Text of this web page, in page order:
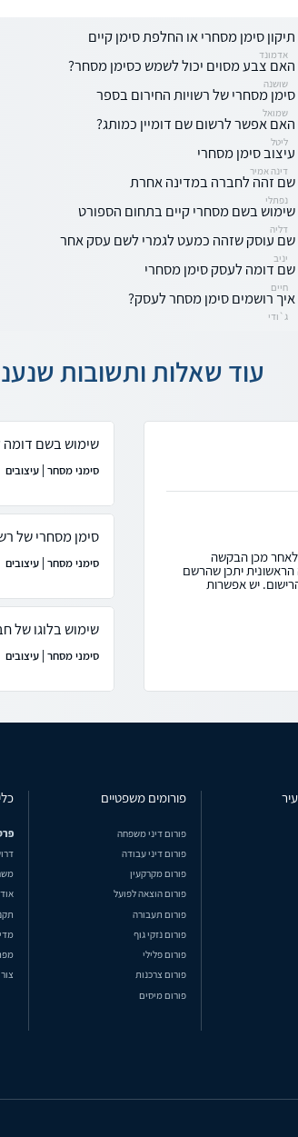
תיקון סימן מסחרי או החלפת סימן קיים
אדמונד
האם צבע מסוים יכול לשמש כסימן מסחר?
שושנה
סימן מסחרי של רשויות החירום בספר
שמואל
האם אפשר לרשום שם דומיין כמותג?
ליטל
עיצוב סימן מסחרי
דינה אמיר
שם זהה לחברה במדינה אחרת
נפתלי
שימוש בשם מסחרי קיים בתחום הספורט
דליה
שם עוסק שזהה כמעט לגמרי לשם עסק אחר
יניב
שם דומה לעסק סימן מסחרי
חיים
איך רושמים סימן מסחר לעסק?
ג`ודי
עוד שאלות ותשובות
מכן הבקשה
יתכן שהרשם
יש אפשרות
שימוש בשם דומה
סימני מסחר | עיצובים
סימן מסחרי של
סימני מסחר | עיצובים
שימוש בלוגו של
סימני מסחר | עיצובים
פורומים משפטיים
פורום דיני משפחה
פורום דיני עבודה
פורום מקרקעין
פורום הוצאה לפועל
פורום תעבורה
פורום נזקי גוף
פורום פלילי
פורום צרכנות
פורום מיסים